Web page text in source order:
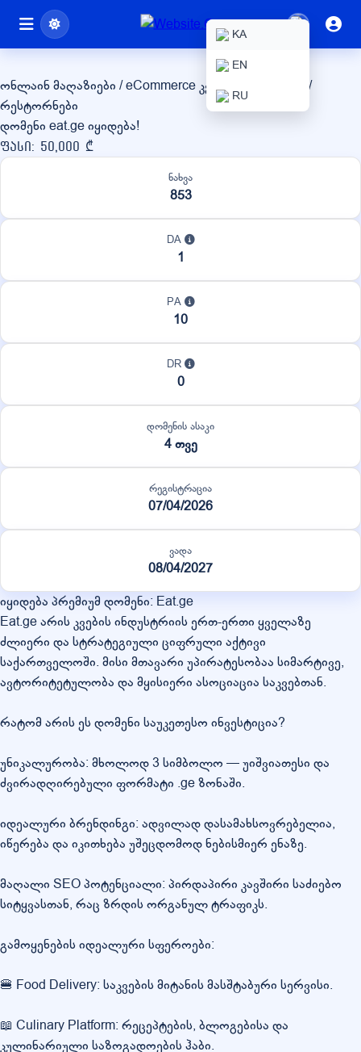
KA
EN
RU
eat.ge
ონლაინ მაღაზიები / eCommerce კვება / სასმელები /
რესტორნები
დომენი eat.ge იყიდება!
ფასი: 50,000 ₾
ნახვა
853
DA
1
PA
10
DR
0
დომენის ასაკი
4 თვე
რეგისტრაცია
07/04/2026
ვადა
08/04/2027
იყიდება პრემიუმ დომენი: Eat.ge
Eat.ge არის კვების ინდუსტრიის ერთ-ერთი ყველაზე
ძლიერი და სტრატეგიული ციფრული აქტივი
საქართველოში. მისი მთავარი უპირატესობაა სიმარტივე,
ავტორიტეტულობა და მყისიერი ასოციაცია საკვებთან.
რატომ არის ეს დომენი საუკეთესო ინვესტიცია?
უნიკალურობა: მხოლოდ 3 სიმბოლო — უიშვიათესი და
ძვირადღირებული ფორმატი .ge ზონაში.
იდეალური ბრენდინგი: ადვილად დასამახსოვრებელია,
იწერება და იკითხება უშეცდომოდ ნებისმიერ ენაზე.
მაღალი SEO პოტენციალი: პირდაპირი კავშირი საძიებო
სიტყვასთან, რაც ზრდის ორგანულ ტრაფიკს.
გამოყენების იდეალური სფეროები:
🍔 Food Delivery: საკვების მიტანის მასშტაბური სერვისი.
📖 Culinary Platform: რეცეპტების, ბლოგებისა და
კულინარიული საზოგადოების ჰაბი.